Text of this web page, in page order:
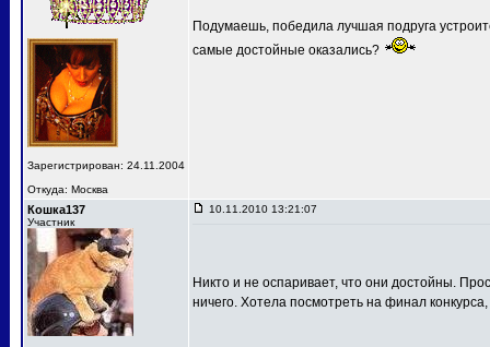
Зарегистрирован: 24.11.2004
Откуда: Москва
Подумаешь, победила лучшая подруга
самые достойные оказались?
Кошка137
Участник
10.11.2010 13:21:07
Никто и не оспаривает, что они достойны.
ничего. Хотела посмотреть на финал